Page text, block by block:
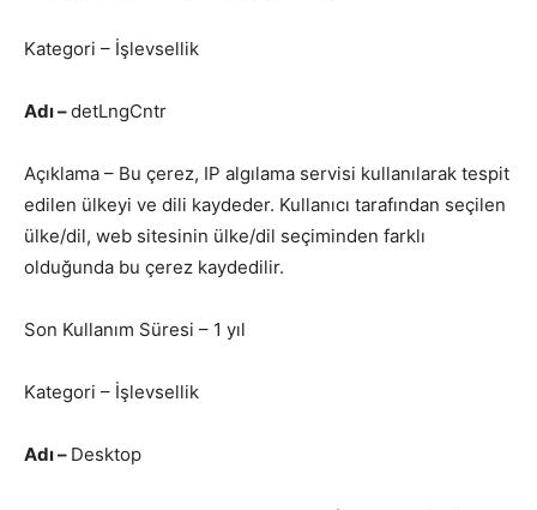
Kategori – İşlevsellik
Adı –detLngCntr
Açıklama – Bu çerez, IP algılama servisi kullanılarak tespit
edilen ülkeyi ve dili kaydeder. Kullanıcı tarafından seçilen
ülke/dil, web sitesinin ülke/dil seçiminden farklı
olduğunda bu çerez kaydedilir.
Son Kullanım Süresi – 1 yıl
Kategori – İşlevsellik
Adı – Desktop